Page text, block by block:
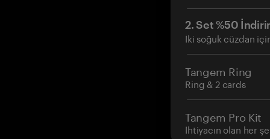
2. Set %50
İki soğuk cüzdan
Tangem Ring
Ring & 2 cards
Tangem Pro Kit
İhtiyacın olan her